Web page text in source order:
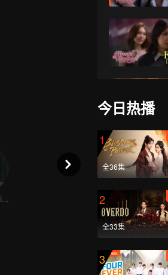
今日热播
1
全36集
2
全33集
3